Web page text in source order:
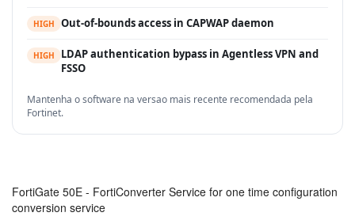
HIGH Out-of-bounds access in CAPWAP daemon
HIGH
LDAP authentication bypass in Agentless VPN and
FSSO
Mantenha o software na versao mais recente recomendada pela
Fortinet.
FortiGate 50E - FortiConverter Service for one time configuration
conversion service